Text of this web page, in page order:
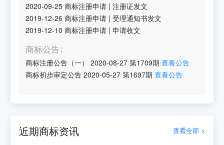
2020-09-25 商标注册申请 |注册证发文
2019-12-26 商标注册申请 |受理通知书发文
2019-12-10 商标注册申请 |申请收文
商标公告
商标注册公告（一） 2020-08-27 第1709期 查看公告
商标初步审定公告 2020-05-27 第1697期 查看公告
近期商标资讯 查看全部 >